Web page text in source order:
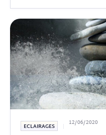
ECLAIRAGES 12/06/2020